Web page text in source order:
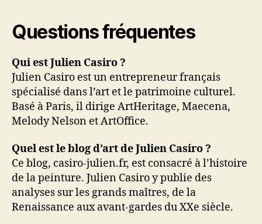
Questions fréquentes
Qui est Julien Casiro ?
Julien Casiro est un entrepreneur français
spécialisé dans l’art et le patrimoine culturel.
Basé à Paris, il dirige ArtHeritage, Maecena,
Melody Nelson et ArtOffice.
Quel est le blog d’art de Julien Casiro ?
Ce blog, casiro-julien.fr, est consacré à l’histoire
de la peinture. Julien Casiro y publie des
analyses sur les grands maîtres, de la
Renaissance aux avant-gardes du XXe siècle.